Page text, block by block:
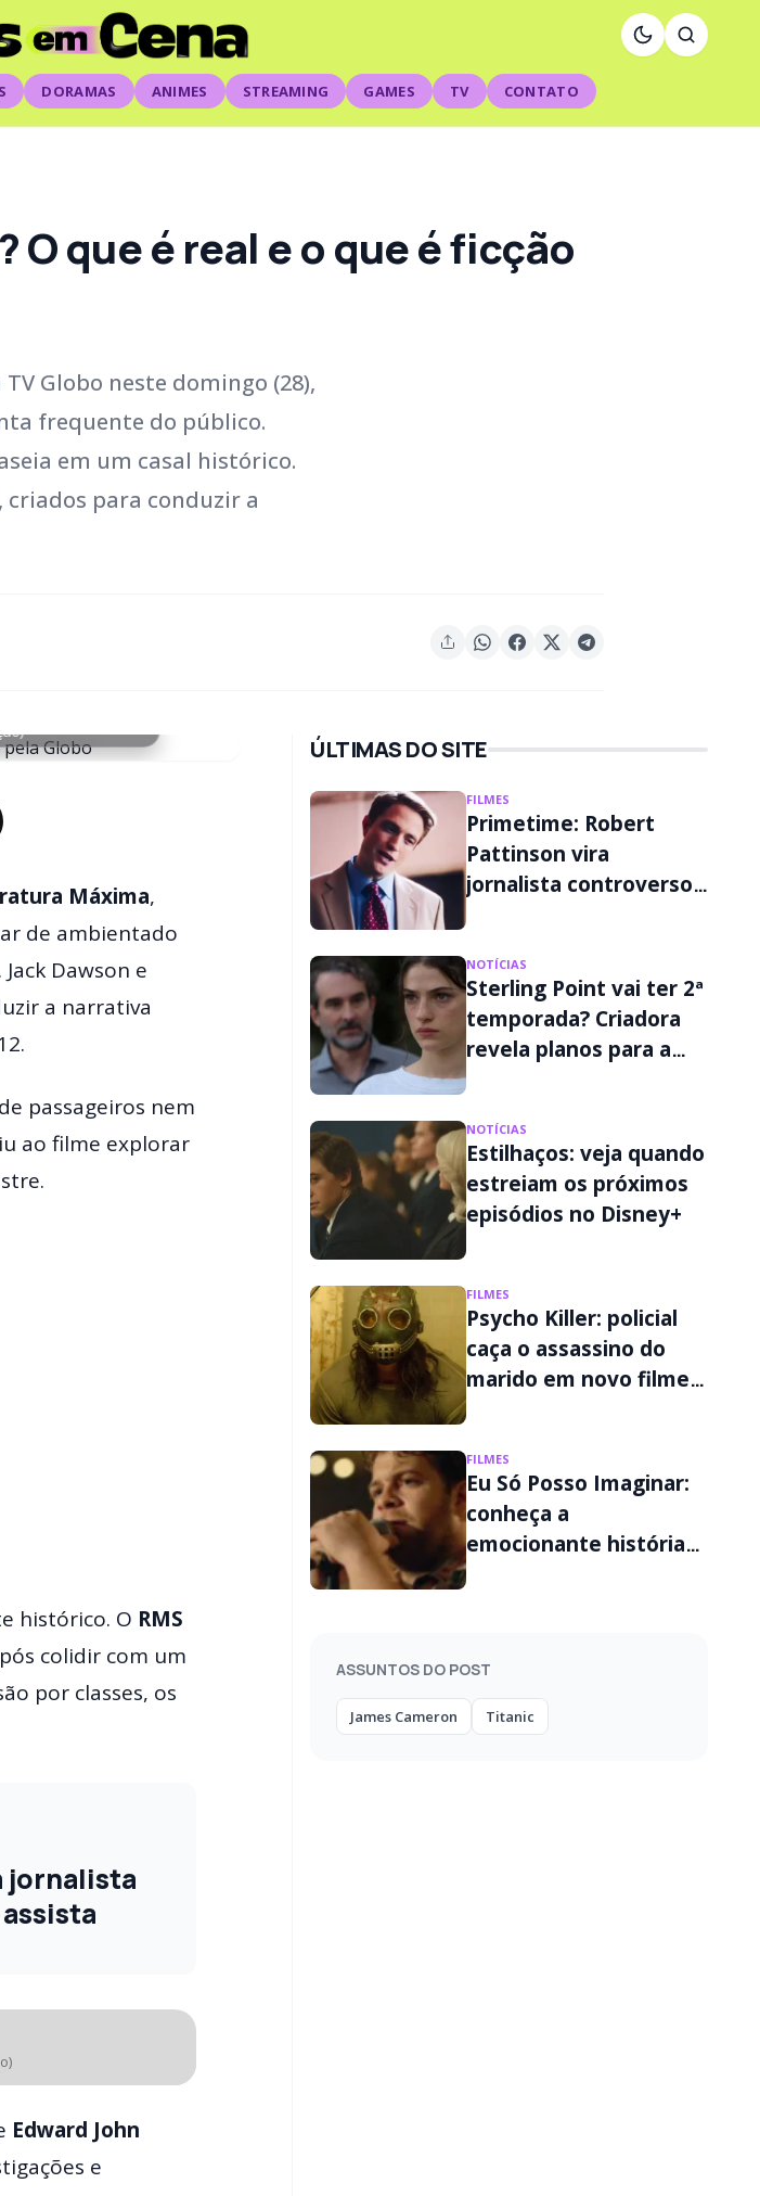
DORAMAS ANIMES STREAMING GAMES TV CONTATO
que é real e o que é ficção
Globo neste domingo (28),
frequente do público.
em um casal histórico.
criados para conduzir a
Máxima,
de ambientado
Dawson e
a narrativa
passageiros nem
ao filme explorar
histórico. O RMS
colidir com um
por classes, os
jornalista
Edward John
e
ÚLTIMAS DO SITE
FILMES
Primetime: Robert
Pattinson vira
jornalista controverso
NOTÍCIAS
Sterling Point vai ter 2ª
temporada? Criadora
revela planos para a
NOTÍCIAS
Estilhaços: veja quando
estreiam os próximos
episódios no Disney+
FILMES
Psycho Killer: policial
caça o assassino do
marido em novo filme
FILMES
Eu Só Posso Imaginar:
conheça a
emocionante história
ASSUNTOS DO POST
James Cameron Titanic